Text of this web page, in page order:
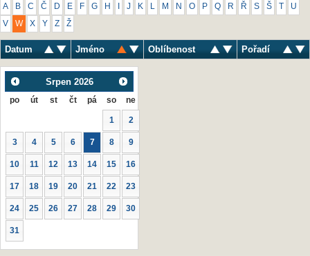
A B C Č D E F G H J K M N O P Q R Ř S Š U
V W X Y Z Ž
Datum Jméno Oblíbenost Pořadí
Srpen 2026
po út st čt pá so ne
1 2
3 4 5 6 7 8 9
10 11 12 13 14 15 16
17 18 19 20 21 22 23
24 25 26 27 28 29 30
31